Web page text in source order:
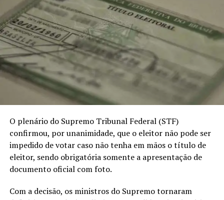
O plenário do Supremo Tribunal Federal (STF)
confirmou, por unanimidade, que o eleitor não pode ser
impedido de votar caso não tenha em mãos o título de
eleitor, sendo obrigatória somente a apresentação de
documento oficial com foto.
Com a decisão, os ministros do Supremo tornaram